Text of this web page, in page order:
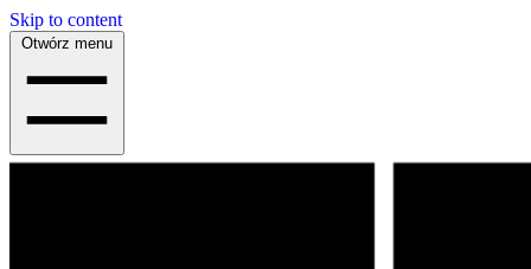
Skip to content
Otwórz menu